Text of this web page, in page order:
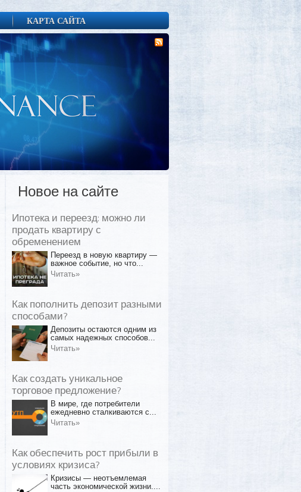
КАРТА САЙТА
Новое на сайте
Ипотека и переезд: можно ли
продать квартиру с
обременением
Переезд в новую квартиру —
важное событие, но что...
Читать»
Как пополнить депозит разными
способами?
Депозиты остаются одним из
самых надежных способов...
Читать»
Как создать уникальное
торговое предложение?
В мире, где потребители
ежедневно сталкиваются с...
Читать»
Как обеспечить рост прибыли в
условиях кризиса?
Кризисы — неотъемлемая
часть экономической жизни....